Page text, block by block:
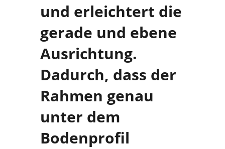
und erleichtert die
gerade und ebene
Ausrichtung.
Dadurch, dass der
Rahmen genau
unter dem
Bodenprofil